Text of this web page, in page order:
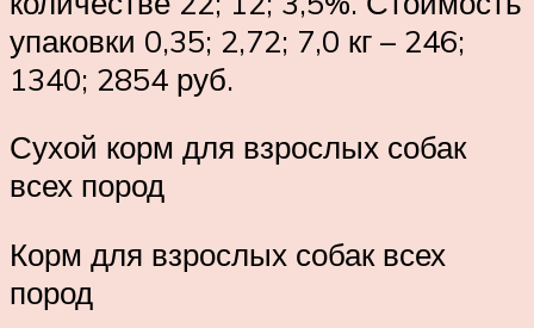
упаковки 0,35; 2,72; 7,0 кг – 246;
1340; 2854 руб.
Сухой корм для взрослых собак
всех пород
Корм для взрослых собак всех
пород